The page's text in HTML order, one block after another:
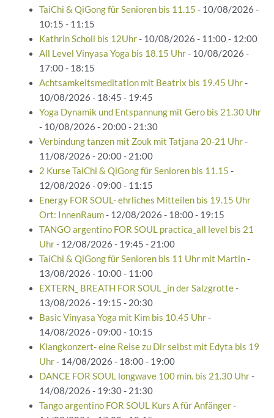
TaiChi & QiGong für Senioren bis 11.15 - 10/08/2026 -
10:15 - 11:15
Kathrin Scholl bis 12Uhr- 10/08/2026 - 11:00 - 12:00
All Level Vinyasa Yoga bis 18.15 Uhr- 10/08/2026 -
17:00 - 18:15
Achtsamkeitsmeditation mit Beatrix bis 19.45 Uhr-
10/08/2026 - 18:45 - 19:45
Yoga Dynamik und Entspannung mit Gero bis 21.30 Uhr
- 10/08/2026 - 20:00 - 21:30
Verbindung tanzen mit Zouk mit Tatjana 20-21 Uhr-
11/08/2026 - 20:00 - 21:00
2 Kurse TaiChi & QiGong für Senioren bis 11.15 -
12/08/2026 - 09:00 - 11:15
Energy FOR SOUL- ehrliches Mitteilen bis 19.15 Uhr
Ort: InnenRaum- 12/08/2026 - 18:00 - 19:15
TANGO argentino FOR SOUL practica_all level bis 21
Uhr- 12/08/2026 - 19:45 - 21:00
TaiChi & QiGong für Senioren bis 11 Uhr mit Martin-
13/08/2026 - 10:00 - 11:00
EXTERN_ BREATH FOR SOUL _in der Salzgrotte-
13/08/2026 - 19:15 - 20:30
Basic Vinyasa Yoga mit Kim bis 10.45 Uhr-
14/08/2026 - 09:00 - 10:15
Klangkonzert- eine Reise zu Dir selbst mit Edyta bis 19
Uhr- 14/08/2026 - 18:00 - 19:00
DANCE FOR SOUL longwave 100 min. bis 21.30 Uhr-
14/08/2026 - 19:30 - 21:30
Tango argentino FOR SOUL Kurs A für Anfänger-